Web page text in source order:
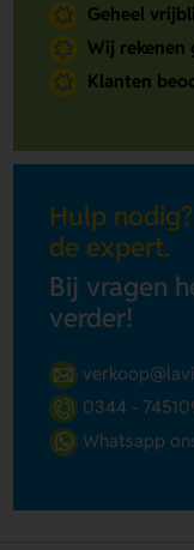
Geheel
Wij rekenen
Klanten
Hulp
de expert.
Bij vragen
verder!
0344 -
Whatsapp